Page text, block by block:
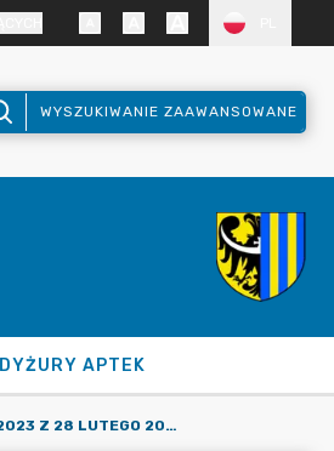
WYSZUKIWANIE ZAAWANSOWANE
DYŻURY APTEK
PROTOKÓŁ NR LXI.2023 Z 28 LUTEGO 2023 R.